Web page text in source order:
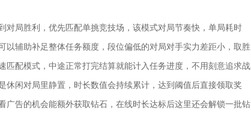
对局胜利，优先匹配单挑竞技场，该模式对局节奏快，单局耗时
以辅助补足整体任务额度，段位偏低的对局对手实力差距小，取胜
配模式，中途正常打完结算就能计入任务进度，不用刻意追求战
闲对局里静置，时长数值会持续累计，达到阈值后直接领取奖
广告的机会能额外获取钻石，在线时长达标后这里还会解锁一批钻